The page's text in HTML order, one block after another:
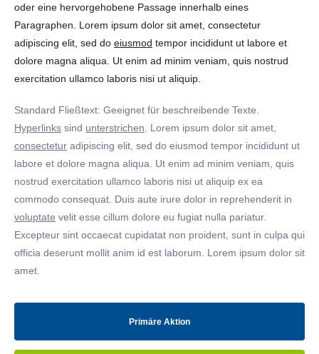
oder eine hervorgehobene Passage innerhalb eines
Paragraphen. Lorem ipsum dolor sit amet, consectetur
adipiscing elit, sed do eiusmod tempor incididunt ut labore et
dolore magna aliqua. Ut enim ad minim veniam, quis nostrud
exercitation ullamco laboris nisi ut aliquip.
Standard Fließtext: Geeignet für beschreibende Texte.
Hyperlinks sind unterstrichen . Lorem ipsum dolor sit amet,
consectetur adipiscing elit, sed do eiusmod tempor incididunt ut
labore et dolore magna aliqua. Ut enim ad minim veniam, quis
nostrud exercitation ullamco laboris nisi ut aliquip ex ea
commodo consequat. Duis aute irure dolor in reprehenderit in
voluptate velit esse cillum dolore eu fugiat nulla pariatur.
Excepteur sint occaecat cupidatat non proident, sunt in culpa qui
officia deserunt mollit anim id est laborum. Lorem ipsum dolor sit
amet.
Primäre Aktion